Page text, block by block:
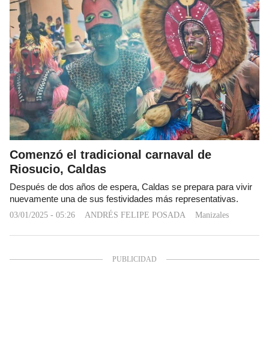
Comenzó el tradicional carnaval de
Riosucio, Caldas
Después de dos años de espera, Caldas se prepara para vivir
nuevamente una de sus festividades más representativas.
03/01/2025 - 05:26 ANDRÉS FELIPE POSADA Manizales